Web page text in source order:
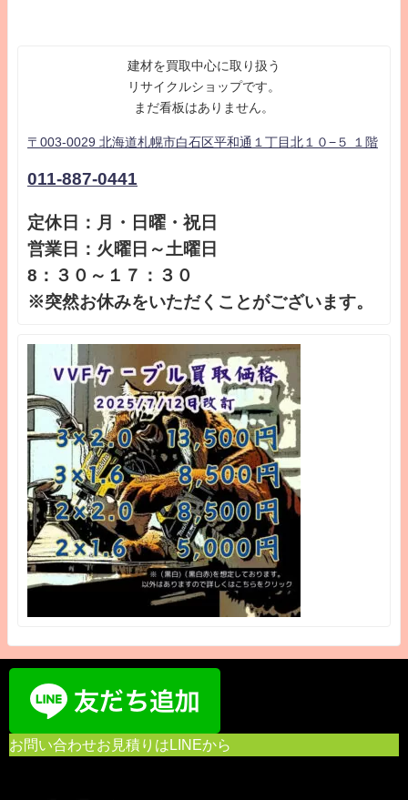
建材を買取中心に取り扱う
リサイクルショップです。
まだ看板はありません。
〒003-0029 北海道札幌市白石区平和通１丁目北１０−５ １階
011-887-0441
定休日：月・日曜・祝日
営業日：火曜日～土曜日
8：３０～１７：３０
※突然お休みをいただくことがございます。
お問い合わせお見積りはLINEから